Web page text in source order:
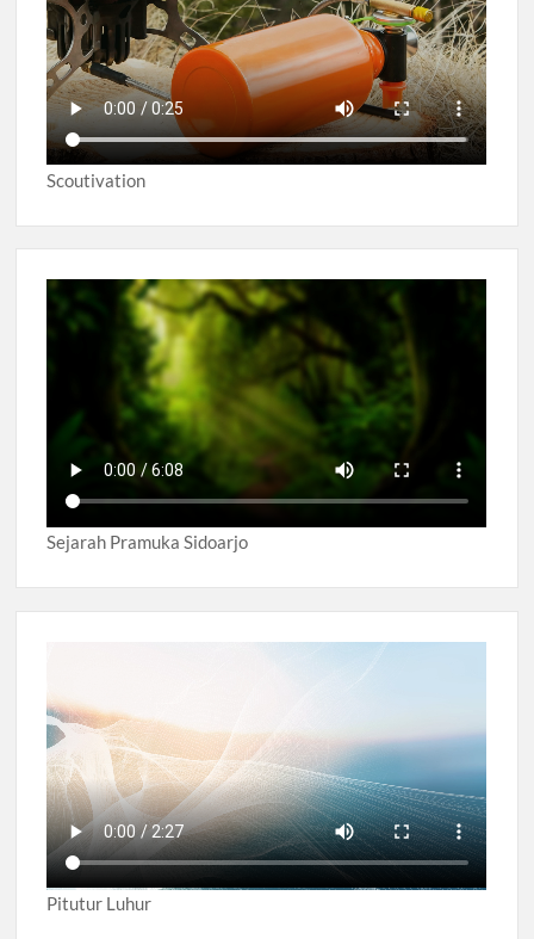
Scoutivation
Sejarah Pramuka Sidoarjo
Pitutur Luhur